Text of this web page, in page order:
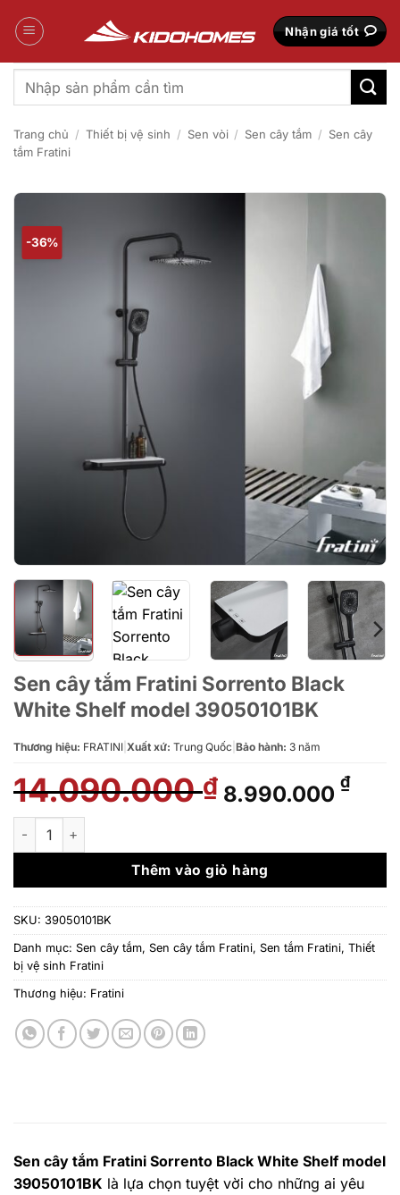
qua
Nhận giá tốt
Tìm
kiếm:
Trang chủ / Thiết bị vệ sinh / Sen vòi / Sen cây tắm / Sen cây
tắm Fratini
-36%
Sen cây tắm Fratini Sorrento Black
White Shelf model 39050101BK
Thương hiệu: FRATINI Xuất xứ: Trung Quốc Bảo hành: 3 năm
14.090.000₫ Giá
gốc
14.090.000 ₫.
8.990.000 ₫Giá
là:
Sen cây tắm Fratini Sorrento Black White Shelf model
Thêm vào giỏ hàng
SKU: 39050101BK
Danh mục: Sen cây tắm, Sen cây tắm Fratini, Sen tắm Fratini, Thiết
bị vệ sinh Fratini
Thương hiệu: Fratini
Sen cây tắm Fratini Sorrento Black White Shelf model
39050101BK là lựa chọn tuyệt vời cho những ai yêu